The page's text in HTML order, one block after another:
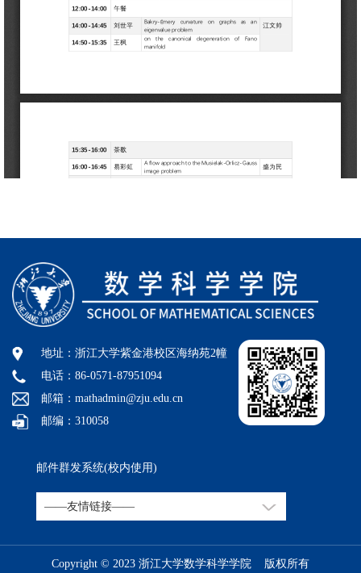
地址：浙江大学紫金港校区海纳苑2幢
电话：86-0571-87951094
邮箱：mathadmin@zju.edu.cn
邮编：310058
邮件群发系统(校内使用)
Copyright © 2023 浙江大学数学科学学院 版权所有